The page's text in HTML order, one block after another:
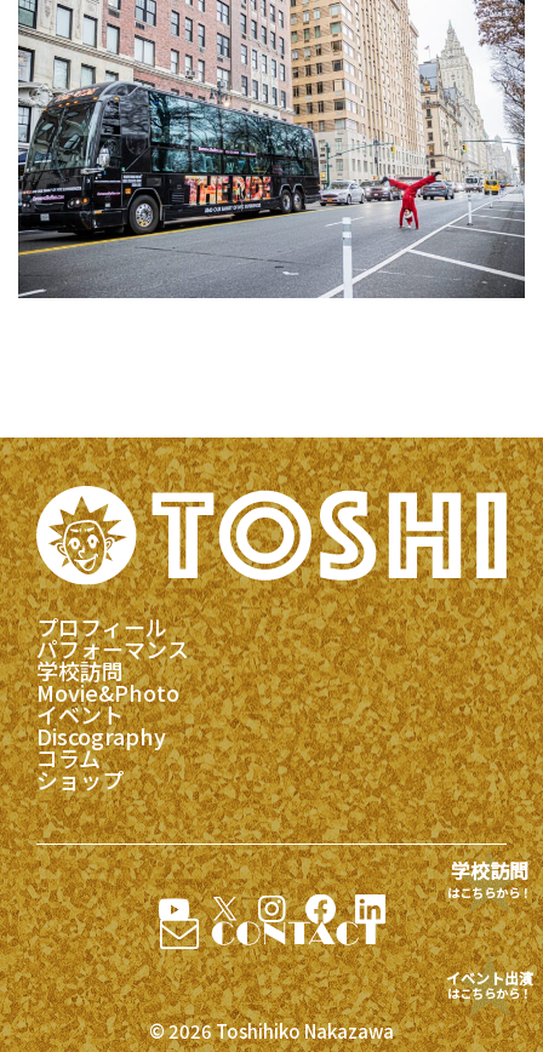
学校訪問
はこちらから！
イベント出演
はこちらから！
プロフィール
パフォーマンス
学校訪問
Movie&Photo
イベント
Discography
コラム
ショップ
© 2026 Toshihiko Nakazawa